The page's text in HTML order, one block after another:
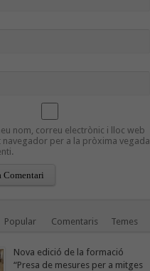
nom, correu electrònic i lloc web
navegador per a la pròxima vegada
Popular Comentaris Temes
Nova edició de la formació
“Presa de mesures per a mitges